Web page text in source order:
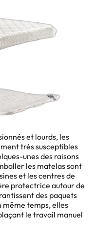
et lourds, les
très susceptibles
unes des raisons
les matelas sont
et les centres de
protectrice autour de
des paquets
même temps, elles
le travail manuel